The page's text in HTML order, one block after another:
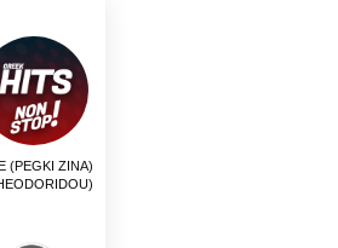
(PEGKI ZINA)